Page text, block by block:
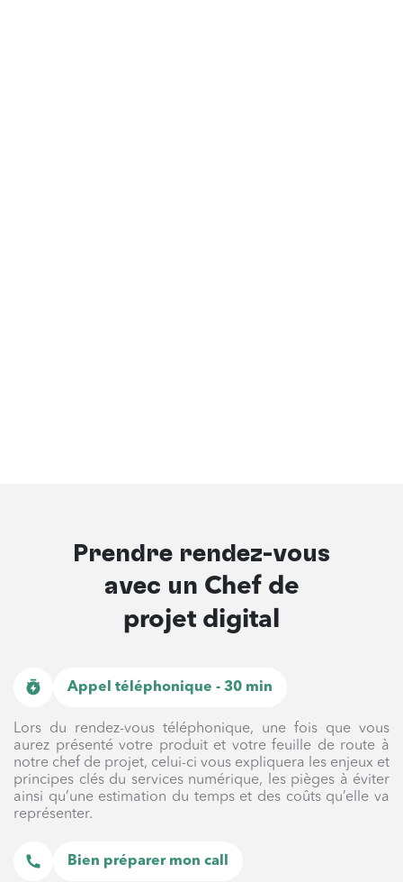
Prendre rendez-vous
avec un Chef de
projet digital
Appel téléphonique - 30 min
Lors du rendez-vous téléphonique, une fois que vous
aurez présenté votre produit et votre feuille de route à
notre chef de projet, celui-ci vous expliquera les enjeux et
principes clés du services numérique, les pièges à éviter
ainsi qu’une estimation du temps et des coûts qu’elle va
représenter.
Bien préparer mon call